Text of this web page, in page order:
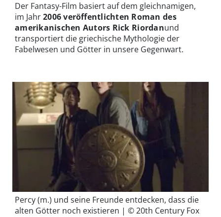
Der Fantasy-Film basiert auf dem gleichnamigen,
im Jahr2006 veröffentlichten Roman des
amerikanischen Autors Rick Riordanund
transportiert die griechische Mythologie der
Fabelwesen und Götter in unsere Gegenwart.
Percy (m.) und seine Freunde entdecken, dass die
alten Götter noch existieren | © 20th Century Fox